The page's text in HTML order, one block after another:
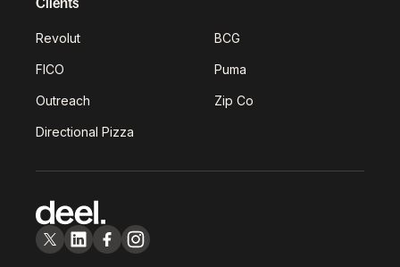
Revolut BCG
FICO Puma
Outreach Zip Co
Directional Pizza